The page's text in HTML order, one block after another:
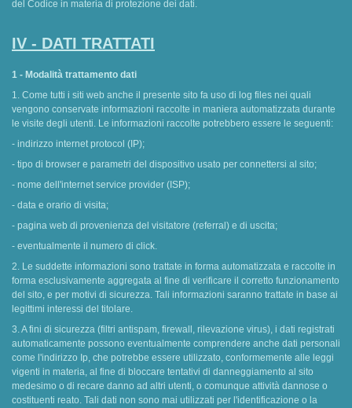
del Codice in materia di protezione dei dati.
IV - DATI TRATTATI
1 - Modalità trattamento dati
1. Come tutti i siti web anche il presente sito fa uso di log files nei quali
vengono conservate informazioni raccolte in maniera automatizzata durante
le visite degli utenti. Le informazioni raccolte potrebbero essere le seguenti:
- indirizzo internet protocol (IP);
- tipo di browser e parametri del dispositivo usato per connettersi al sito;
- nome dell'internet service provider (ISP);
- data e orario di visita;
- pagina web di provenienza del visitatore (referral) e di uscita;
- eventualmente il numero di click.
2. Le suddette informazioni sono trattate in forma automatizzata e raccolte in
forma esclusivamente aggregata al fine di verificare il corretto funzionamento
del sito, e per motivi di sicurezza. Tali informazioni saranno trattate in base ai
legittimi interessi del titolare.
3. A fini di sicurezza (filtri antispam, firewall, rilevazione virus), i dati registrati
automaticamente possono eventualmente comprendere anche dati personali
come l'indirizzo Ip, che potrebbe essere utilizzato, conformemente alle leggi
vigenti in materia, al fine di bloccare tentativi di danneggiamento al sito
medesimo o di recare danno ad altri utenti, o comunque attività dannose o
costituenti reato. Tali dati non sono mai utilizzati per l'identificazione o la